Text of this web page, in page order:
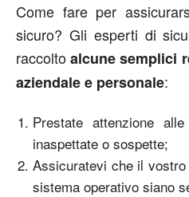
Come fare per
sicuro? Gli esperti di
raccoltoalcune semplici
aziendale e personale:
Prestate attenzione
inaspettate o sospette;
Assicuratevi che il
sistema operativo siano